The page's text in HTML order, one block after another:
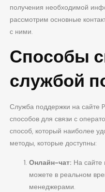
получения необходимой
рассмотрим основные
с ними.
Способы
службой
Служба поддержки на сайте
способов для связи с
способ, который наиболее
методы, которые доступны:
Онлайн-чат: На сайте
можете в реальном
менеджерами.